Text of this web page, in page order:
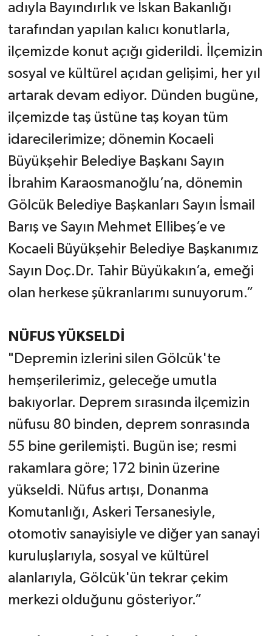
adıyla Bayındırlık ve İskan Bakanlığı
tarafından yapılan kalıcı konutlarla,
ilçemizde konut açığı giderildi. İlçemizin
sosyal ve kültürel açıdan gelişimi, her yıl
artarak devam ediyor. Dünden bugüne,
ilçemizde taş üstüne taş koyan tüm
idarecilerimize; dönemin Kocaeli
Büyükşehir Belediye Başkanı Sayın
İbrahim Karaosmanoğlu’na, dönemin
Gölcük Belediye Başkanları Sayın İsmail
Barış ve Sayın Mehmet Ellibeş’e ve
Kocaeli Büyükşehir Belediye Başkanımız
Sayın Doç.Dr. Tahir Büyükakın’a, emeği
olan herkese şükranlarımı sunuyorum.”
NÜFUS YÜKSELDİ
"Depremin izlerini silen Gölcük'te
hemşerilerimiz, geleceğe umutla
bakıyorlar. Deprem sırasında ilçemizin
nüfusu 80 binden, deprem sonrasında
55 bine gerilemişti. Bugün ise; resmi
rakamlara göre; 172 binin üzerine
yükseldi. Nüfus artışı, Donanma
Komutanlığı, Askeri Tersanesiyle,
otomotiv sanayisiyle ve diğer yan sanayi
kuruluşlarıyla, sosyal ve kültürel
alanlarıyla, Gölcük'ün tekrar çekim
merkezi olduğunu gösteriyor.”